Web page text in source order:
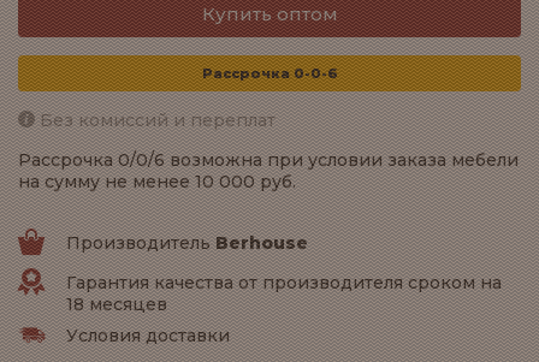
Купить оптом
Рассрочка 0-0-6
Без комиссий и переплат
Рассрочка 0/0/6 возможна при условии заказа мебели
на сумму не менее 10 000 руб.
ПроизводительBerhouse
Гарантия качества от производителя сроком на
18 месяцев
Условия доставки